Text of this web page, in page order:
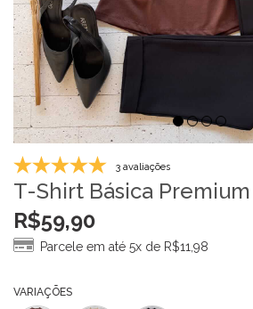
3 avaliações
T-Shirt Básica
R$59,90
Parcele em até 5x de R$11,98
VARIAÇÕES